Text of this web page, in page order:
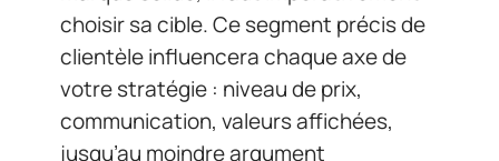
choisir sa cible. Ce segment précis de
clientèle influencera chaque axe de
votre stratégie : niveau de prix,
communication, valeurs affichées,
jusqu’au moindre argument